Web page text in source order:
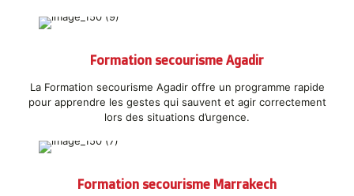
Formation secourisme Agadir
La Formation secourisme Agadir offre un programme rapide
pour apprendre les gestes qui sauvent et agir correctement
lors des situations d’urgence.
Formation secourisme Marrakech